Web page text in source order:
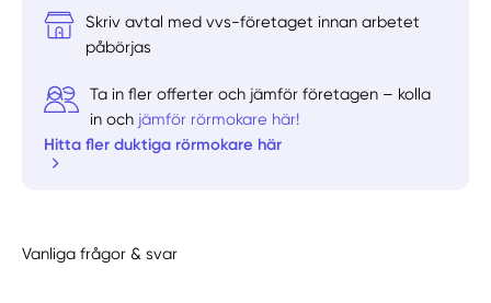
Skriv avtal med vvs-företaget innan arbetet
påbörjas
Ta in fler offerter och jämför företagen – kolla
in och jämför rörmokare här!
Hitta fler duktiga rörmokare här
Vanliga frågor & svar